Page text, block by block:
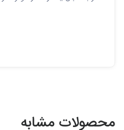
محصولات مشابه